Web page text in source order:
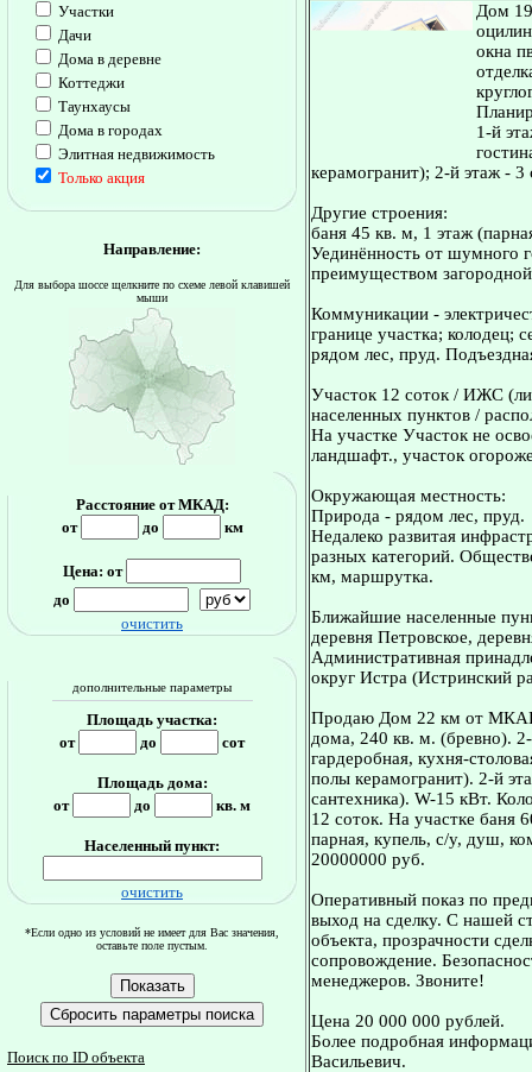
Участки
Дачи
Дома в деревне
Коттеджи
Таунхаусы
Дома в городах
Элитная недвижимость
Только акция
Направление:
Для выбора шоссе щелкните по схеме левой клавишей
мыши
Расстояние от МКАД:
от
до км
Цена: от
до
очистить
дополнительные параметры
Площадь участка:
от
до сот
Площадь дома:
от
до кв. м
Населенный пункт:
очистить
*Если одно из условий не имеет для Вас значения,
оставьте поле пустым.
Поиск по ID объекта
Дом
окна
1-й
керамогранит); 2-й этаж -
Другие строения:
баня 45 кв. м, 1 этаж
Уединённость от шумного
преимуществом
Коммуникации -
границе участка; колодец;
рядом лес, пруд.
Участок 12 соток / ИЖС
населенных пунктов /
На участке Участок не
ландшафт., участок
Окружающая местность:
Природа - рядом лес, пруд.
Недалеко развитая
разных категорий.
км, маршрутка.
Ближайшие населенные
деревня Петровское,
Административная
округ Истра (Истринский
Продаю Дом 22 км от
дома, 240 кв. м. (бревно).
гардеробная, кухня-
полы керамогранит). 2-й
сантехника). W-15 кВт.
12 соток. На участке баня
парная, купель, с/у, душ,
20000000 руб.
Оперативный показ по
выход на сделку. С нашей
объекта, прозрачности
сопровождение.
менеджеров. Звоните!
Цена 20 000 000 рублей.
Более подробная
Васильевич.